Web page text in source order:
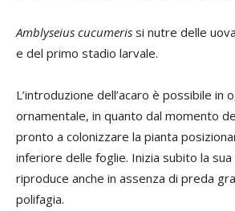
Amblyseius cucumeris si nutre delle
e del primo stadio larvale.
L’introduzione dell’acaro è possibile in
ornamentale, in quanto dal momento
pronto a colonizzare la pianta
inferiore delle foglie. Inizia subito la
riproduce anche in assenza di preda
polifagia.